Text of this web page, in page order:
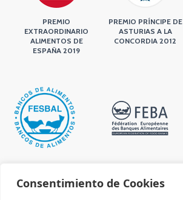
Consentimiento de Cookies
PREMIO
EXTRAORDINARIO
ALIMENTOS DE
ESPAÑA 2019
PREMIO PRÍNCIPE DE
ASTURIAS A LA
CONCORDIA 2012